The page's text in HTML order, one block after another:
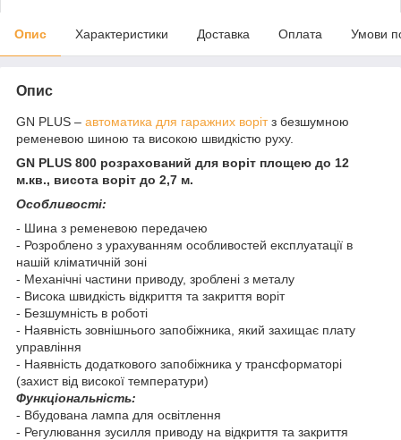
Опис Характеристики Доставка Оплата Умови
Опис
GN PLUS – автоматика для гаражних ворітз безшумною
ременевою шиною та високою швидкістю руху.
GN PLUS 800 розрахований для воріт площею до 12
м.кв., висота воріт до 2,7 м.
Особливості:
- Шина з ременевою передачею
- Розроблено з урахуванням особливостей експлуатації в
нашій кліматичній зо️ні️️️
- Механічні частини приводу, зроблені з металу
- Висока швидкість відкриття та закриття воріт
- Безшумність в роботі
- Наявність зовнішнього запобіжника, який захищає плату
управління
- Наявність додаткового запобіжника у трансформаторі
(захист від високої температури)
Функціональність:
- Вбудована лампа для освітлення
- Регулювання зусилля приводу на відкриття та закриття